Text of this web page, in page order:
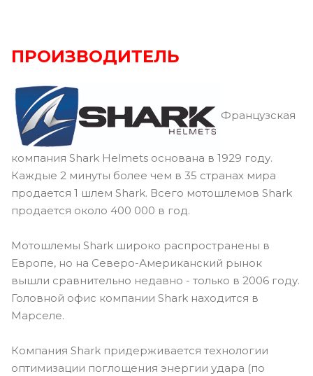
ПРОИЗВОДИТЕЛЬ
Французская
компания Shark Helmets основана в 1929 году.
Каждые 2 минуты более чем в 35 странах мира
продается 1 шлем Shark. Всего мотошлемов Shark
продается около 400 000 в год.
Мотошлемы Shark широко распространены в
Европе, но на Северо-Американский рынок
вышли сравнительно недавно - только в 2006 году.
Головной офис компании Shark находится в
Марселе.
Компания Shark придерживается технологии
оптимизации поглощения энергии удара (по